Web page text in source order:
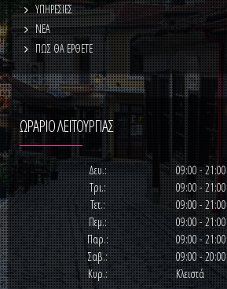
ΥΠΗΡΕΣΙΕΣ
ΝΕΑ
ΠΩΣ ΘΑ ΕΡΘΕΤΕ
ΩΡΑΡΙΟ ΛΕΙΤΟΥΡΓΙΑΣ
Δευ.:
09:00 - 21:00
Τρι.:
09:00 - 21:00
Τετ.:
09:00 - 21:00
Πεμ.:
09:00 - 21:00
Παρ.:
09:00 - 21:00
Σαβ.:
09:00 - 20:00
Κυρ.:
Κλειστά